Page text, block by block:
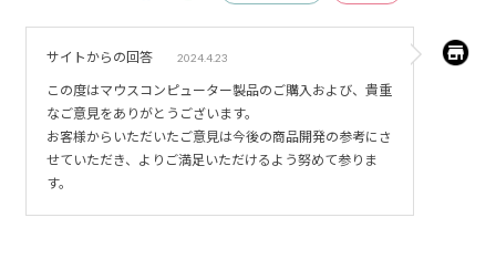
サイトからの回答 2024.4.23
この度はマウスコンピューター製品のご購入および、貴重
なご意見をありがとうございます。
お客様からいただいたご意見は今後の商品開発の参考にさ
せていただき、よりご満足いただけるよう努めて参りま
す。